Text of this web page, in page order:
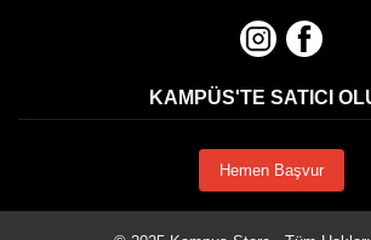
KAMPÜS'TE SATICI
Hemen Başvur